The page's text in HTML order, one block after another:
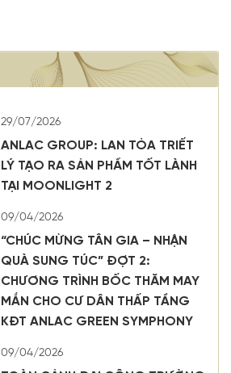
29/07/2026
ANLAC GROUP: LAN TỎA TRIẾT
LÝ TẠO RA SẢN PHẨM TỐT LÀNH
TẠI MOONLIGHT 2
09/04/2026
“CHÚC MỪNG TÂN GIA – NHẬN
QUÀ SUNG TÚC” ĐỢT 2:
CHƯƠNG TRÌNH BỐC THĂM MAY
MẮN CHO CƯ DÂN THẤP TẦNG
KĐT ANLAC GREEN SYMPHONY
09/04/2026